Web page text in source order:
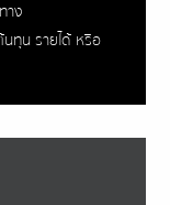
าง
ทุน รายได้ หรือ